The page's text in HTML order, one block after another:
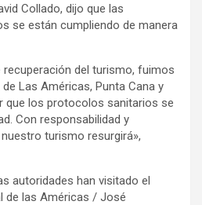
Collado, dijo que las
se están cumpliendo de manera
recuperación del turismo, fuimos
Las Américas, Punta Cana y
que los protocolos sanitarios se
Con responsabilidad y
turismo resurgirá»,
autoridades han visitado el
de las Américas / José